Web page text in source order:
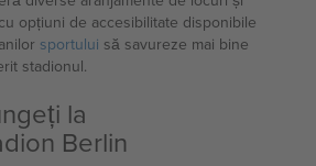
opțiuni de accesibilitate disponibile
sportului să savureze mai bine
stadionul.
la
Berlin